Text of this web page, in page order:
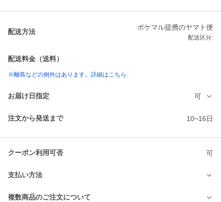
配送方法
ポケマル提携のヤマト便
配送区分:
配送料金（送料）
※離島などの例外はあります。詳細はこちら
お届け日指定 可
注文から発送まで 10~16日
クーポン利用可否 可
支払い方法
複数商品のご注文について